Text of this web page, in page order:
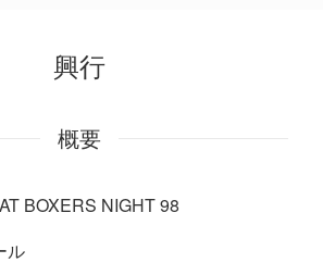
興行
概要
BOXERS NIGHT 98
ル